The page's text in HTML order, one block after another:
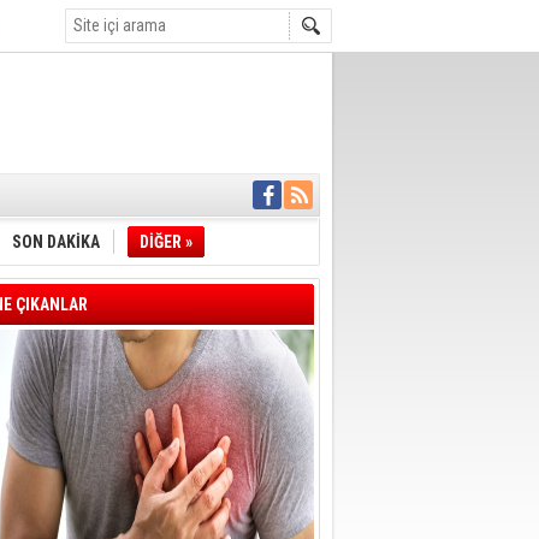
ALINACAK
TAHLİYE
DERNEĞİ
ÇİZGİMİZ
ALANA
KARARTMA
VERİLDİ
VELİ AĞBABA
SON DAKİKA DİĞER »
ÇIKANLAR